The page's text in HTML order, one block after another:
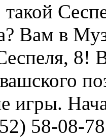
такой
Вам в
игры.
58-08-